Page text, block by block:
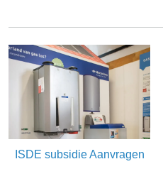
ISDE subsidie Aanvragen